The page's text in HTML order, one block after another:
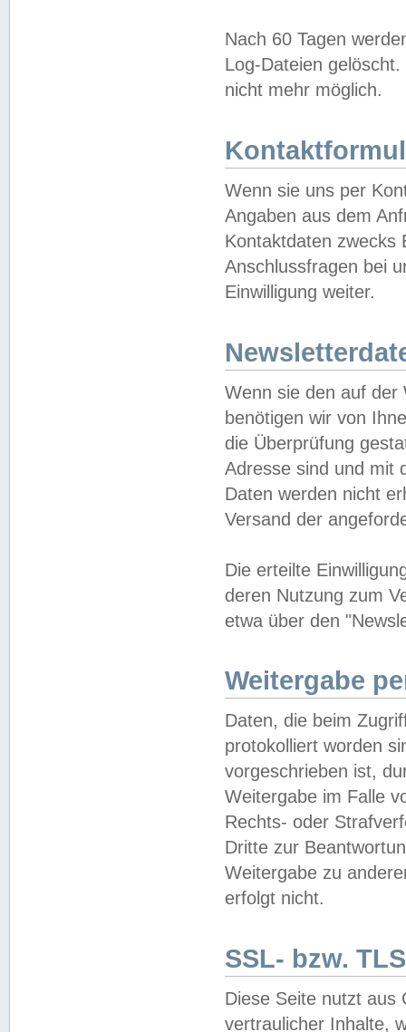
Nach 60 Tagen
Log-Dateien
nicht mehr möglich.
Wenn sie uns per
Angaben aus dem
Kontaktdaten zwecks
Anschlussfragen bei
Einwilligung weiter.
Wenn sie den auf der
benötigen wir von
die Überprüfung
Adresse sind und mit
Daten werden nicht
Versand der
Die erteilte
deren Nutzung zum
etwa über den
Weitergabe
Daten, die beim
protokolliert worden
vorgeschrieben ist,
Weitergabe im Falle
Rechts- oder
Dritte zur
Weitergabe zu
erfolgt nicht.
SSL- bzw.
Diese Seite nutzt aus
vertraulicher Inhalte,